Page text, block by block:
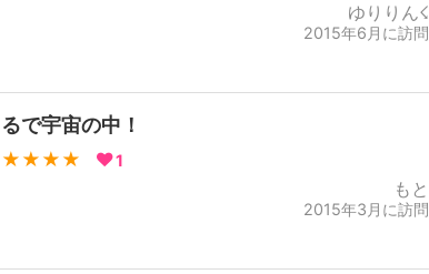
ゆりりん☇
2015年6月に訪問
で宇宙の中！
1
もと
2015年3月に訪問